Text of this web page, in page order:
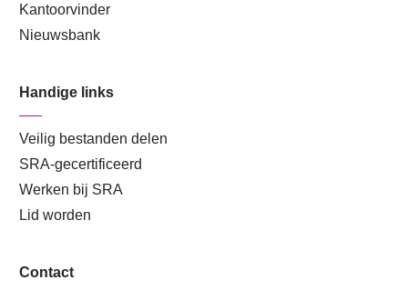
Kantoorvinder
Nieuwsbank
Handige links
Veilig bestanden delen
SRA-gecertificeerd
Werken bij SRA
Lid worden
Contact